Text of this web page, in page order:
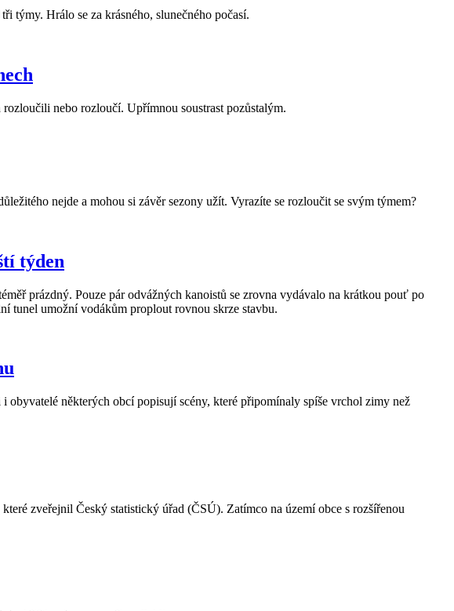
týmy. Hrálo se za krásného, slunečného počasí.
nebo rozloučí. Upřímnou soustrast pozůstalým.
nejde a mohou si závěr sezony užít. Vyrazíte se rozloučit se svým týmem?
týden
prázdný. Pouze pár odvážných kanoistů se zrovna vydávalo na krátkou pouť po
tunel umožní vodákům proplout rovnou skrze stavbu.
některých obcí popisují scény, které připomínaly spíše vrchol zimy než
zveřejnil Český statistický úřad (ČSÚ). Zatímco na území obce s rozšířenou